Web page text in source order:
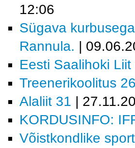
12:06
Sügava
Rannula. |
Eesti Saalihoki
Treenerikoolitus
Alaliit 31 |
KORDUSINFO:
Võistkondlike